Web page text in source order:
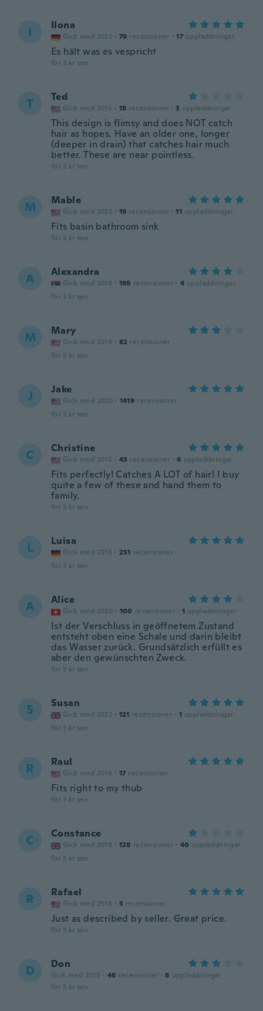
I Ilona
Gick med 2022 · 78 recensioner · 17 uppladdningar
Es hält was es vespricht
för 3 år sen
T Ted
Gick med 2015 · 18 recensioner · 3 uppladdningar
This design is flimsy and does NOT catch
hair as hopes. Have an older one, longer
(deeper in drain) that catches hair much
better. These are near pointless.
för 3 år sen
M Mable
Gick med 2022 · 19 recensioner · 11 uppladdningar
Fits basin bathroom sink
för 3 år sen
A Alexandra
Gick med 2019 · 199 recensioner · 4 uppladdningar
för 3 år sen
M Mary
Gick med 2019 · 82 recensioner
för 3 år sen
J Jake
Gick med 2020 · 1419 recensioner
för 3 år sen
C Christine
Gick med 2015 · 43 recensioner · 6 uppladdningar
Fits perfectly! Catches A LOT of hair! I buy
quite a few of these and hand them to
family.
för 3 år sen
L Luisa
Gick med 2015 · 251 recensioner
för 3 år sen
A Alice
Gick med 2020 · 100 recensioner · 1 uppladdningar
Ist der Verschluss in geöffnetem Zustand
entsteht oben eine Schale und darin bleibt
das Wasser zurück. Grundsätzlich erfüllt es
aber den gewünschten Zweck.
för 3 år sen
S Susan
Gick med 2022 · 121 recensioner · 1 uppladdningar
för 3 år sen
R Raul
Gick med 2016 · 17 recensioner
Fits right to my thub
för 3 år sen
C Constance
Gick med 2018 · 128 recensioner · 40 uppladdningar
för 3 år sen
R Rafael
Gick med 2018 · 5 recensioner
Just as described by seller. Great price.
för 3 år sen
D Don
Gick med 2015 · 46 recensioner · 8 uppladdningar
för 3 år sen